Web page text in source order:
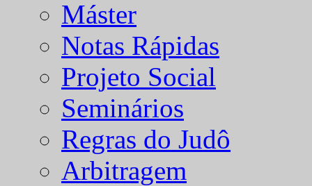
Máster
Notas Rápidas
Projeto Social
Seminários
Regras do Judô
Arbitragem